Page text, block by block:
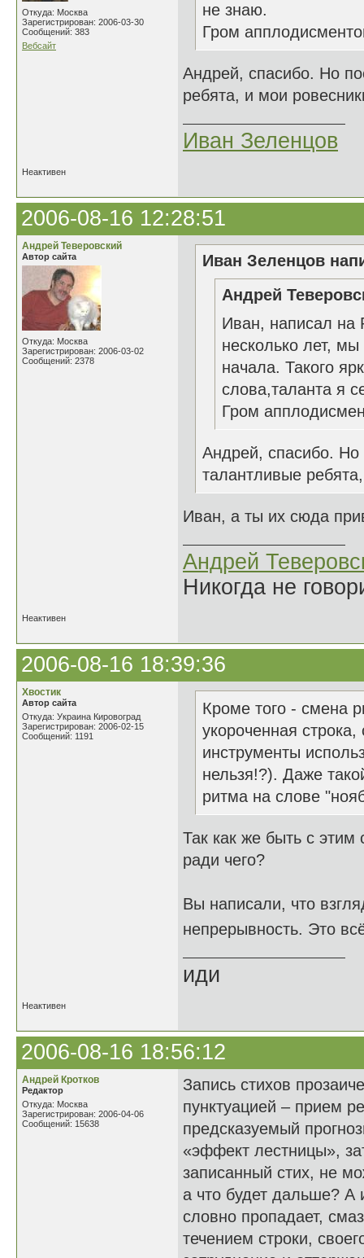
Откуда: Москва
Зарегистрирован: 2006-03-30
Сообщений: 383
Вебсайт
не знаю.
Гром
Андрей, спасибо. Но
ребята, и мои
Иван Зеленцов
Неактивен
2006-08-16 12:28:51
Андрей Теверовский
Автор сайта
Откуда: Москва
Зарегистрирован: 2006-03-02
Сообщений: 2378
Иван Зеленцов
Андрей
Иван, написал на
несколько лет,
начала. Такого
слова,таланта я
Гром
Андрей, спасибо. Но
талантливые
Иван, а ты их сюда
Андрей
Никогда не
Неактивен
2006-08-16 18:39:36
Хвостик
Автор сайта
Откуда: Украина Кировоград
Зарегистрирован: 2006-02-15
Сообщений: 1191
Кроме того - смена
укороченная
инструменты
нельзя!?). Даже
ритма на слове
Так как же быть с
ради чего?
Вы написали, что
непрерывность. Это
иди
Неактивен
2006-08-16 18:56:12
Андрей Кротков
Редактор
Откуда: Москва
Зарегистрирован: 2006-04-06
Сообщений: 15638
Запись стихов
пунктуацией – прием
предсказуемый
«эффект лестницы»,
записанный стих, не
а что будет дальше? А
словно пропадает,
течением строки,